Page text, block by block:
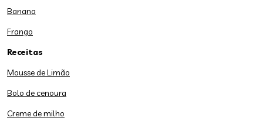
Banana
Frango
Receitas
Mousse de Limão
Bolo de cenoura
Creme de milho